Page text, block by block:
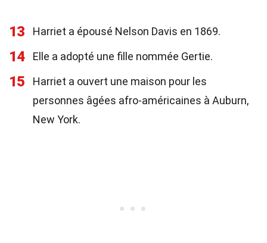
13 Harriet a épousé Nelson Davis en 1869.
14 Elle a adopté une fille nommée Gertie.
15
Harriet a ouvert une maison pour les
personnes âgées afro-américaines à Auburn,
New York.